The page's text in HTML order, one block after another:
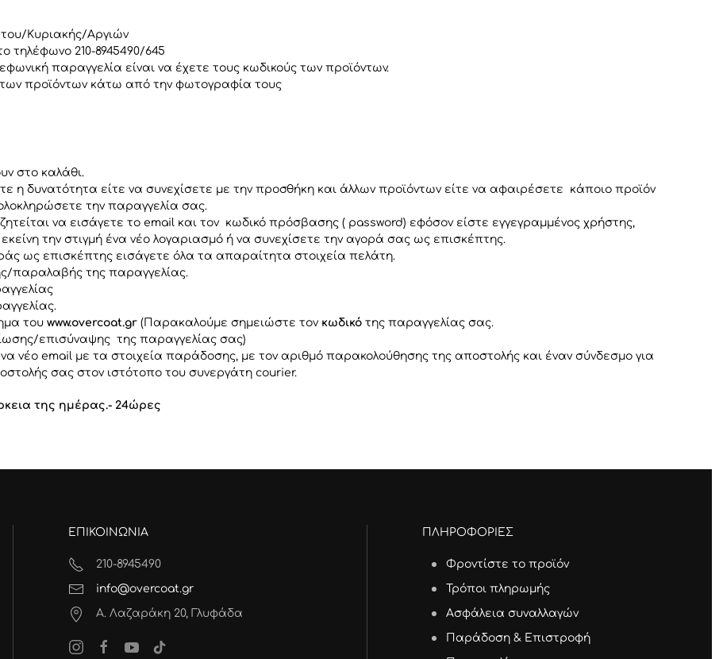
Κυριακής/Αργιών
τηλέφωνο 210-8945490/645
παραγγελία είναι να έχετε τους κωδικούς των προϊόντων.
των προϊόντων κάτω από την φωτογραφία τους
στο καλάθι.
η δυνατότητα είτε να συνεχίσετε με την προσθήκη και άλλων προϊόντων είτε να αφαιρέσετε κάποιο προϊόν
την παραγγελία σας.
να εισάγετε το email και τον κωδικό πρόσβασης ( password) εφόσον είστε εγγεγραμμένος χρήστης,
την στιγμή ένα νέο λογαριασμό ή να συνεχίσετε την αγορά σας ως επισκέπτης.
ως επισκέπτης εισάγετε όλα τα απαραίτητα στοιχεία πελάτη.
παραλαβής της παραγγελίας.
του www.overcoat.gr (Παρακαλούμε σημειώστε τον κωδικό της παραγγελίας σας.
επισύναψης της παραγγελίας σας)
νέο email με τα στοιχεία παράδοσης, με τον αριθμό παρακολούθησης της αποστολής και έναν σύνδεσμο για
σας στον ιστότοπο του συνεργάτη courier.
της ημέρας.- 24ώρες
ΕΠΙΚΟΙΝΩΝΙΑ
210-8945490
info@overcoat.gr
Α. Λαζαράκη 20, Γλυφάδα
ΠΛΗΡΟΦΟΡΙΕΣ
Φροντίστε το προϊόν
Τρόποι πληρωμής
Ασφάλεια συναλλαγών
Παράδοση & Επιστροφή